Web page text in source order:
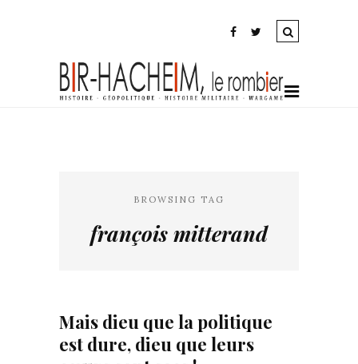
BROWSING TAG
françois mitterand
Mais dieu que la politique
est dure, dieu que leurs